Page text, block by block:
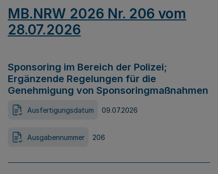
MB.NRW 2026 Nr. 206 vom
28.07.2026
Sponsoring im Bereich der Polizei;
Ergänzende Regelungen für die
Genehmigung von Sponsoringmaßnahmen
Ausfertigungsdatum 09.07.2026
Ausgabennummer 206